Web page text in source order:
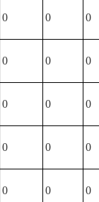
0 0 0
0 0 0
0 0 0
0 0 0
0 0 0